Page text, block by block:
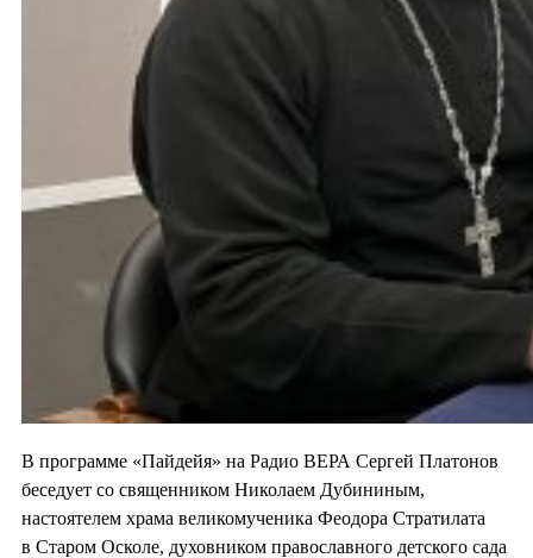
В программе «Пайдейя» на Радио ВЕРА Сергей Платонов
беседует со священником Николаем Дубининым,
настоятелем храма великомученика Феодора Стратилата
в Старом Осколе, духовником православного детского сада